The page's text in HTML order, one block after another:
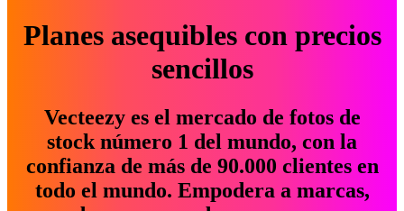
Planes asequibles con precios
sencillos
Vecteezy es el mercado de fotos de
stock número 1 del mundo, con la
confianza de más de 90.000 clientes en
todo el mundo. Empodera a marcas,